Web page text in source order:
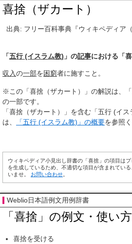
喜捨（ザカート）
出典: フリー百科事典『ウィキペディア
「五行 (イスラム教) 」の記事における「
収入の一部を困窮者に施すこと。
※この「喜捨（ザカート）」の解説は、
の一部です。
「喜捨（ザカート）」を含む「五行 (イ
は、
「五行 (イスラム教)」の概要を参照く
ウィキペディア小見出し辞書の「喜捨」の項目は
を生成しているため、不適切な項目が含まれてい
いませ。 お問い合わせ
Weblio日本語例文用例辞書
「喜捨」の例文・使い
喜捨を受ける